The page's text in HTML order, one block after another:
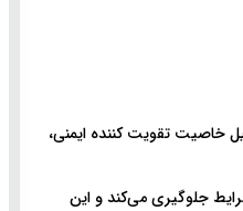
خاصیت تقویت کننده ایمنی،
جلوگیری می‌کند و این